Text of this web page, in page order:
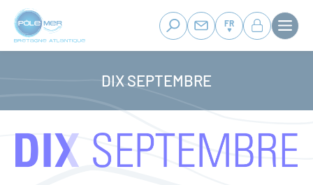
Panneau de gestion des cookies
Aller
contenu
FR
DIX SEPTEMBRE